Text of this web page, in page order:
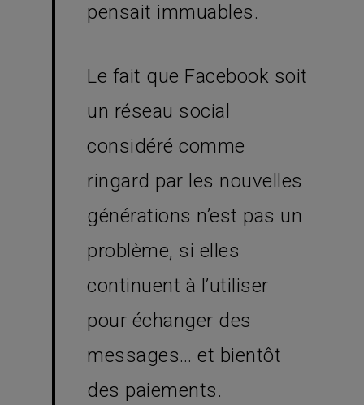
pensait immuables.
Le fait que Facebook soit
un réseau social
considéré comme
ringard par les nouvelles
générations n’est pas un
problème, si elles
continuent à l’utiliser
pour échanger des
messages… et bientôt
des paiements.